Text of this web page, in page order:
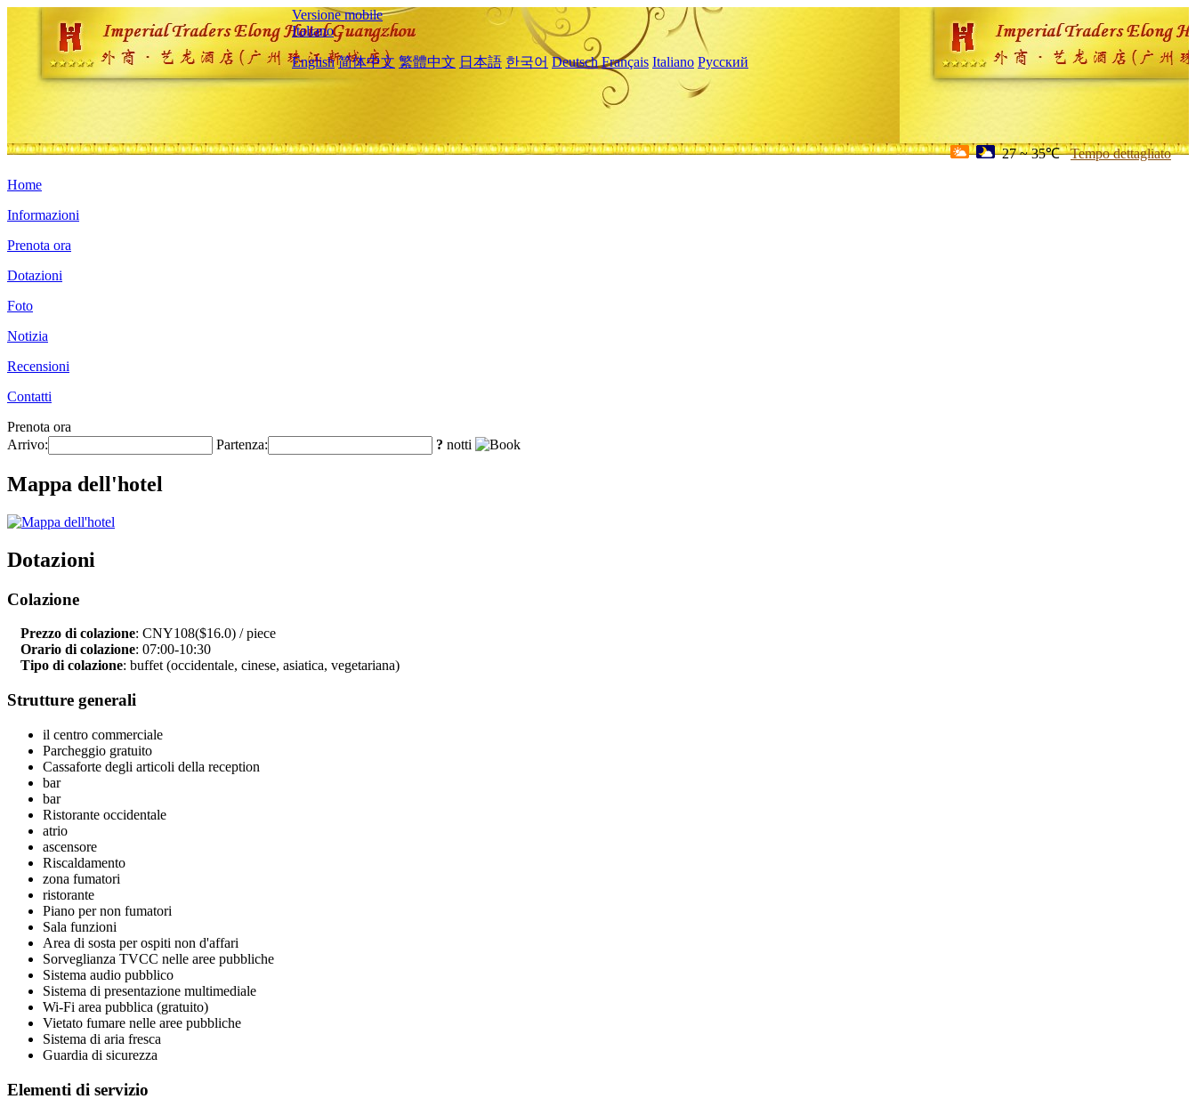
Versione mobile
Italiano
English 简体中文 繁體中文 日本語 한국어 Deutsch Français Italiano Русский
27 ~ 35℃ Tempo dettagliato
Home
Informazioni
Prenota ora
Dotazioni
Foto
Notizia
Recensioni
Contatti
Prenota ora
Arrivo:
Partenza: ? notti
Mappa dell'hotel
Dotazioni
Colazione
Prezzo di colazione: CNY108($16.0) / piece
Orario di colazione: 07:00-10:30
Tipo di colazione: buffet (occidentale, cinese, asiatica, vegetariana)
Strutture generali
il centro commerciale
Parcheggio gratuito
Cassaforte degli articoli della reception
bar
bar
Ristorante occidentale
atrio
ascensore
Riscaldamento
zona fumatori
ristorante
Piano per non fumatori
Sala funzioni
Area di sosta per ospiti non d'affari
Sorveglianza TVCC nelle aree pubbliche
Sistema audio pubblico
Sistema di presentazione multimediale
Wi-Fi area pubblica (gratuito)
Vietato fumare nelle aree pubbliche
Sistema di aria fresca
Guardia di sicurezza
Elementi di servizio